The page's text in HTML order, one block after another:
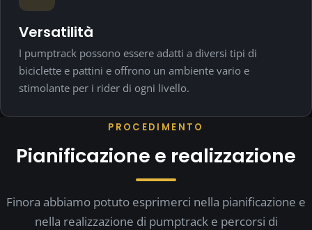
Versatilità
I pumptrack possono essere adatti a diversi tipi di
biciclette e pattini e offrono un ambiente vario e
stimolante per i rider di ogni livello.
PROCEDIMENTO
Pianificazione e realizzazione
Finora abbiamo potuto esprimerci nella pianificazione e
nella realizzazione di pumptrack e percorsi di